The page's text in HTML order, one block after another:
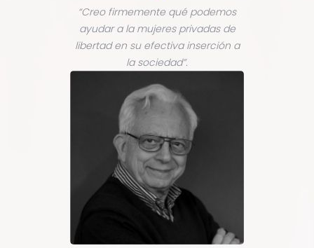
“Creo firmemente qué podemos
ayudar a la mujeres privadas de
libertad en su efectiva inserción a
la sociedad”.